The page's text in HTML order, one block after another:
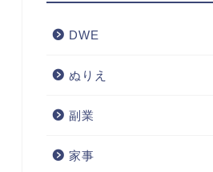
DWE
ぬりえ
副業
家事